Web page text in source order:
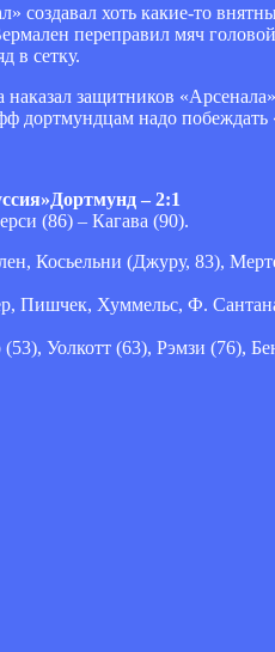
создавал хоть какие-то
переправил мяч
в сетку.
наказал защитников
дортмундцам надо
– 2:1
(86) – Кагава (90).
Косьельни (Джуру, 83),
Пишчек, Хуммельс, Ф.
Уолкотт (63), Рэмзи (76),